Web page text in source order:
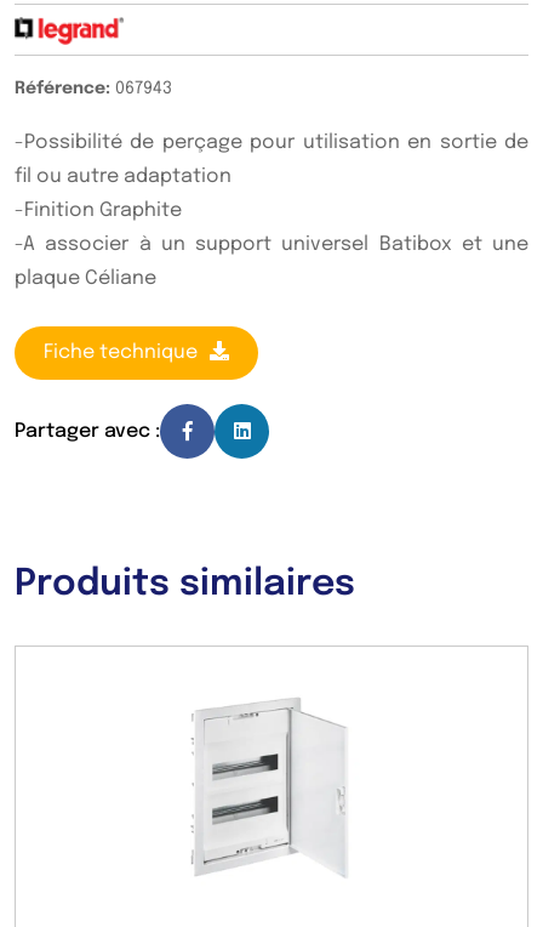
Référence: 067943
-Possibilité de perçage pour utilisation en sortie de
fil ou autre adaptation
-Finition Graphite
-A associer à un support universel Batibox et une
plaque Céliane
Fiche technique
Partager avec :
Produits similaires